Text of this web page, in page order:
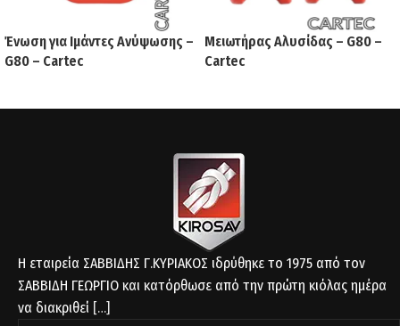
Ένωση για Ιμάντες Ανύψωσης –
G80 – Cartec
Μειωτήρας Αλυσίδας – G80 –
Cartec
Η εταιρεία ΣΑΒΒΙΔΗΣ Γ.ΚΥΡΙΑΚΟΣ ιδρύθηκε το 1975 από τον
ΣΑΒΒΙΔΗ ΓΕΩΡΓΙΟ και κατόρθωσε από την πρώτη κιόλας ημέρα
να διακριθεί […]